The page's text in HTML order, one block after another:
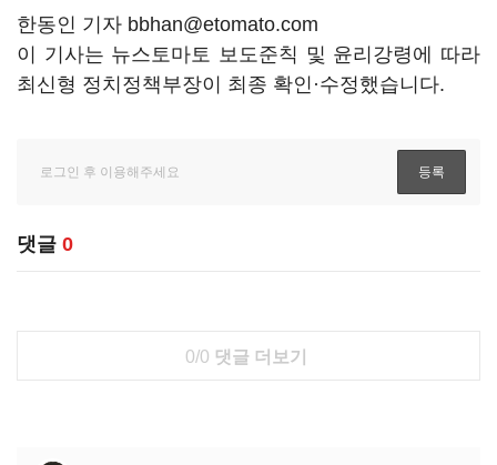
한동인 기자 bbhan@etomato.com
이 기사는 뉴스토마토 보도준칙 및 윤리강령에 따라
최신형 정치정책부장이 최종 확인·수정했습니다.
댓글 0
0/0 댓글 더보기